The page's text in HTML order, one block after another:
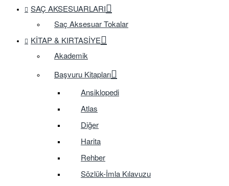
SAÇ AKSESUARLARI
Saç Aksesuar Tokalar
KITAP & KIRTASIYE
Akademik
Başvuru Kitapları
Ansiklopedi
Atlas
Diğer
Harita
Rehber
Sözlük-İmla Kılavuzu